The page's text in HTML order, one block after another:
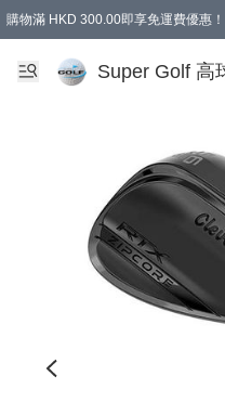
購物滿 HKD 300.00即享免運費優惠
Super Golf 高